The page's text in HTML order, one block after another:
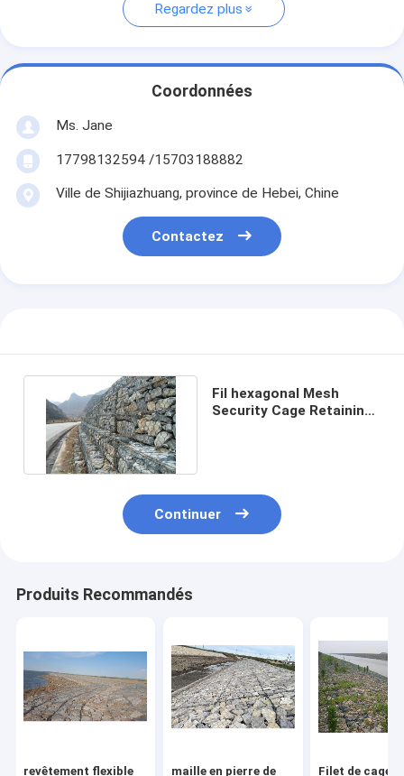
Regardez plus
Coordonnées
Ms. Jane
17798132594 /15703188882
Ville de Shijiazhuang, province de Hebei, Chine
Contactez
Fil hexagonal Mesh
Security Cage Retaining
Continuer
Produits Recommandés
revêtement flexible maille en pierre de Filet de cage